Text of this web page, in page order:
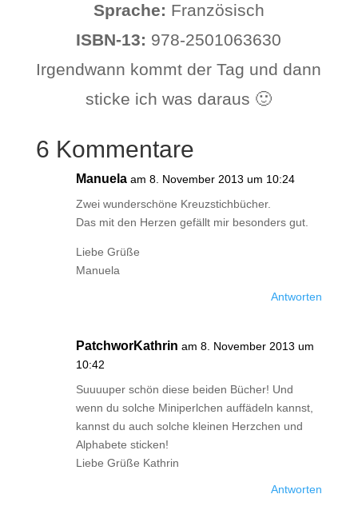
Sprache: Französisch
ISBN-13: 978-2501063630
Irgendwann kommt der Tag und dann
sticke ich was daraus 🙂
6 Kommentare
Manuela am 8. November 2013 um 10:24
Zwei wunderschöne Kreuzstichbücher.
Das mit den Herzen gefällt mir besonders gut.
Liebe Grüße
Manuela
Antworten
PatchworKathrin am 8. November 2013 um
10:42
Suuuuper schön diese beiden Bücher! Und
wenn du solche Miniperlchen auffädeln kannst,
kannst du auch solche kleinen Herzchen und
Alphabete sticken!
Liebe Grüße Kathrin
Antworten